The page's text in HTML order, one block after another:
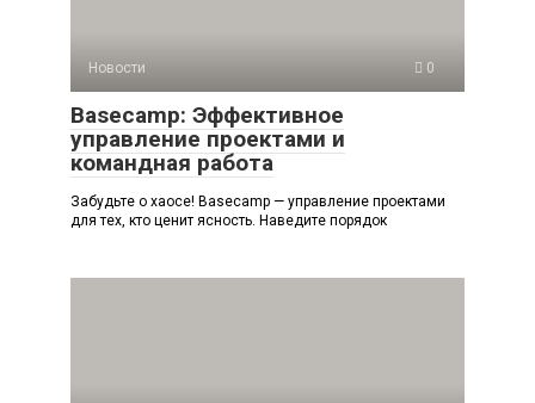
Новости 0
Basecamp: Эффективное
управление проектами и
командная работа
Забудьте о хаосе! Basecamp — управление проектами
для тех, кто ценит ясность. Наведите порядок